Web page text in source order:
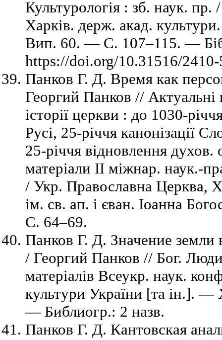
Культурологія : зб. наук.
Харків. держ. акад.
Вип. 60. — C. 107–115. —
https://doi.org/10.31516/
Панков Г. Д. Время как
Георгий Панков // Актуальні
історії церкви : до 1030-
Русі, 25-річчя канонізації
25-річчя відновлення
матеріали ІІ міжнар. наук.-
/ Укр. Православна Церква,
ім. св. ап. і єван. Іоанна
C. 64–69.
Панков Г. Д. Значение земли
/ Георгий Панков // Бог.
матеріалів Всеукр. наук.
культури України [та ін.].
— Библиогр.: 2 назв.
Панков Г. Д. Кантовская